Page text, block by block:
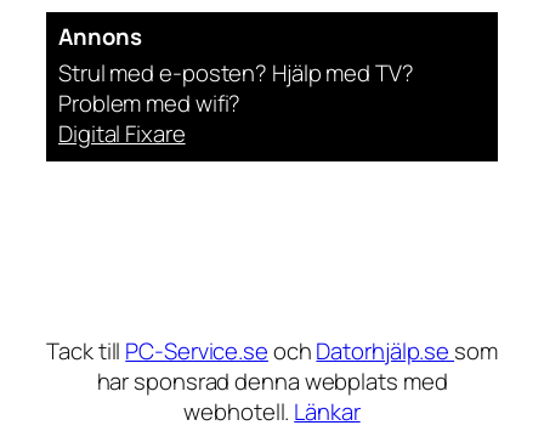
Annons
Strul med e-posten? Hjälp med TV?
Problem med wifi?
Digital Fixare
Tack till PC-Service.seochDatorhjälp.se som
har sponsrad denna webplats med
webhotell. Länkar